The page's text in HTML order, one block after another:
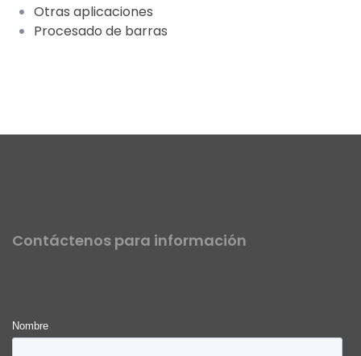
Otras aplicaciones
Procesado de barras
Contáctenos para información